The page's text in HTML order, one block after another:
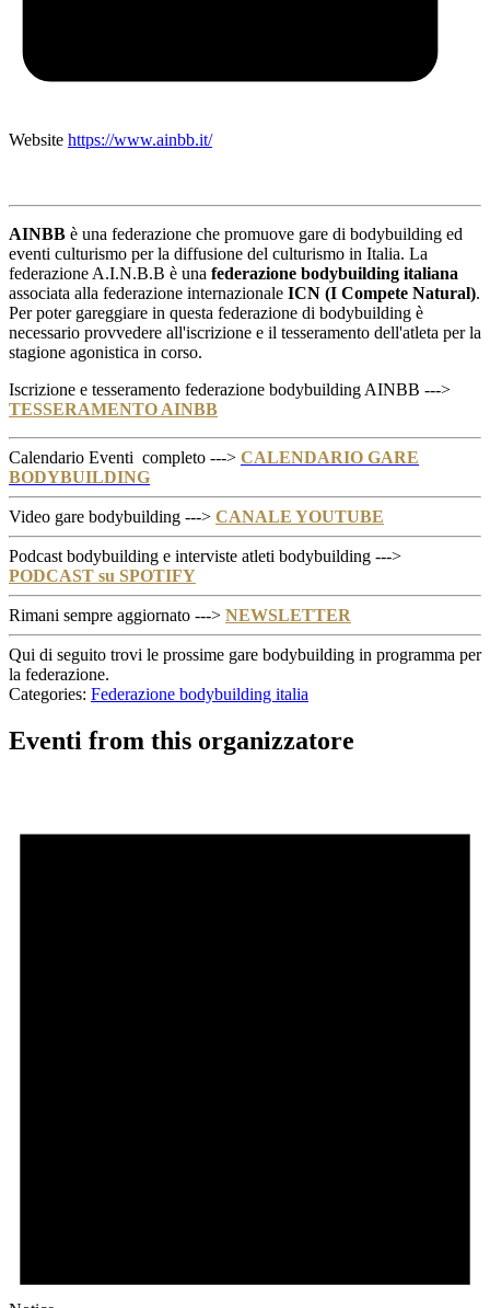
Website https://www.ainbb.it/
AINBB è una federazione che promuove gare di bodybuilding ed
eventi culturismo per la diffusione del culturismo in Italia. La
federazione A.I.N.B.B è una federazione bodybuilding italiana
associata alla federazione internazionale ICN (I Compete Natural).
Per poter gareggiare in questa federazione di bodybuilding è
necessario provvedere all'iscrizione e il tesseramento dell'atleta per la
stagione agonistica in corso.
Iscrizione e tesseramento federazione bodybuilding AINBB --->
TESSERAMENTO AINBB
Calendario Eventi completo ---> CALENDARIO GARE
BODYBUILDING
Video gare bodybuilding ---> CANALE YOUTUBE
Podcast bodybuilding e interviste atleti bodybuilding --->
PODCAST su SPOTIFY
Rimani sempre aggiornato ---> NEWSLETTER
Qui di seguito trovi le prossime gare bodybuilding in programma per
la federazione.
Categories: Federazione bodybuilding italia
Eventi from this organizzatore